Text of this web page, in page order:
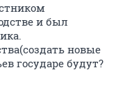
и был
новые
государе будут?